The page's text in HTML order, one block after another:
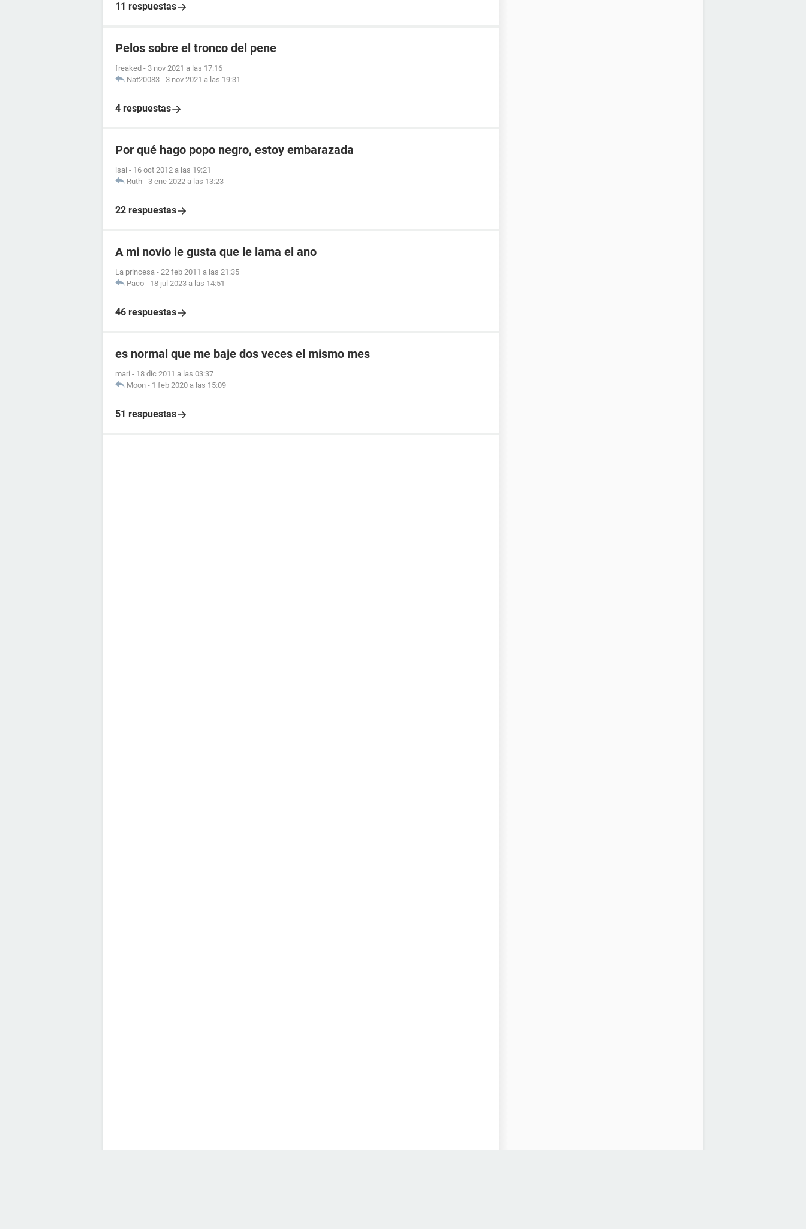
11 respuestas
Pelos sobre el tronco del pene
freaked - 3 nov 2021 a las 17:16
Nat20083 - 3 nov 2021 a las 19:31
4 respuestas
Por qué hago popo negro, estoy embarazada
isai - 16 oct 2012 a las 19:21
Ruth - 3 ene 2022 a las 13:23
22 respuestas
A mi novio le gusta que le lama el ano
La princesa - 22 feb 2011 a las 21:35
Paco - 18 jul 2023 a las 14:51
46 respuestas
es normal que me baje dos veces el mismo mes
mari - 18 dic 2011 a las 03:37
Moon - 1 feb 2020 a las 15:09
51 respuestas